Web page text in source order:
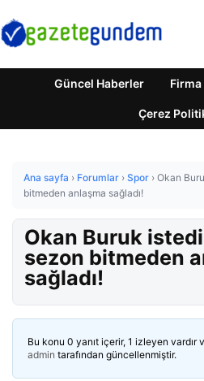
Güncel Haberler Firma
Çerez
Ana sayfa › Forumlar › Spor › Okan
bitmeden anlaşma sağladı!
Okan Buruk
sezon bitmeden
sağladı!
Bu konu 0 yanıt içerir, 1 izleyen vardır
admin tarafından güncellenmiştir.